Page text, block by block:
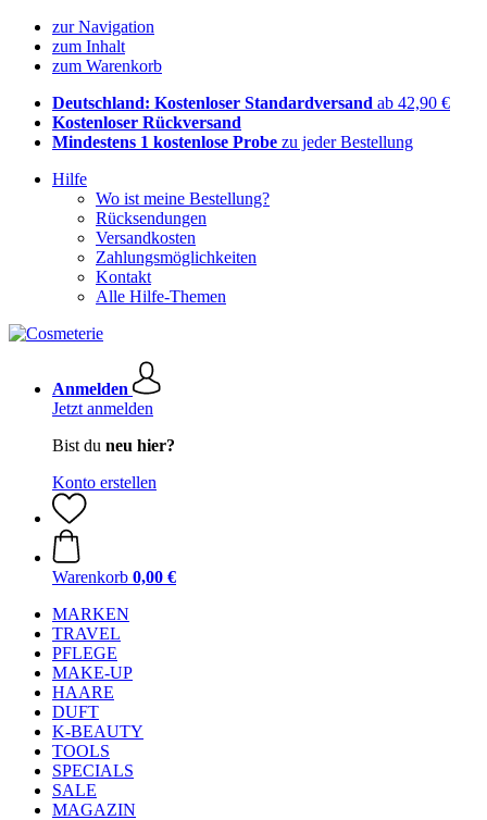
zur Navigation
zum Inhalt
zum Warenkorb
Deutschland: Kostenloser Standardversand ab 42,90 €
Kostenloser Rückversand
Mindestens 1 kostenlose Probe zu jeder Bestellung
Hilfe
Wo ist meine Bestellung?
Rücksendungen
Versandkosten
Zahlungsmöglichkeiten
Kontakt
Alle Hilfe-Themen
Anmelden
Jetzt anmelden
Bist du neu hier?
Konto erstellen
Warenkorb 0,00 €
MARKEN
TRAVEL
PFLEGE
MAKE-UP
HAARE
DUFT
K-BEAUTY
TOOLS
SPECIALS
SALE
MAGAZIN